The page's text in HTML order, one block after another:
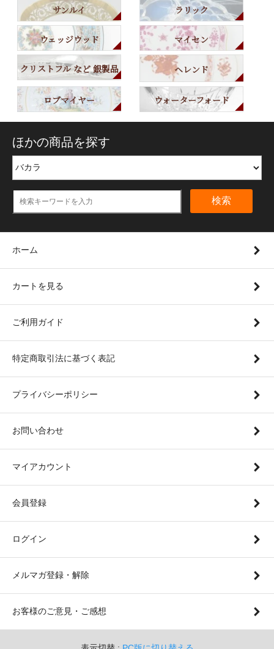
サンルイ ラリック
ウェッジウッド マイセン
クリストフル など 銀製品 ヘレンド
ロブマイヤー ウォーターフォード
ほかの商品を探す
検索
ホーム
カートを見る
ご利用ガイド
特定商取引法に基づく表記
プライバシーポリシー
お問い合わせ
マイアカウント
会員登録
ログイン
メルマガ登録・解除
お客様のご意見・ご感想